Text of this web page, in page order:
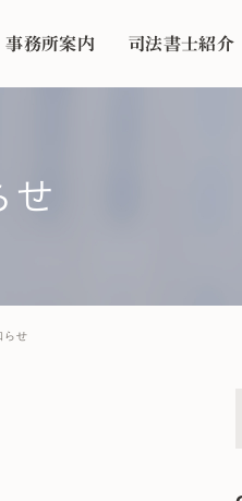
事務所案内 司法書士紹介
せ
らせ